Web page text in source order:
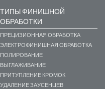
ТИПЫ ФИНИШНОЙ
ОБРАБОТКИ
ПРЕЦИЗИОННАЯ ОБРАБОТКА
ЭЛЕКТРОФИНИШНАЯ ОБРАБОТКА
ПОЛИРОВАНИЕ
ВЫГЛАЖИВАНИЕ
ПРИТУПЛЕНИЕ КРОМОК
УДАЛЕНИЕ ЗАУСЕНЦЕВ